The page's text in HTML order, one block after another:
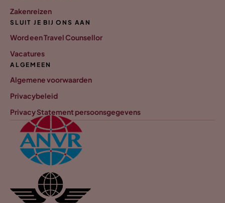
Zakenreizen
SLUIT JE BIJ ONS AAN
Word een Travel Counsellor
Vacatures
ALGEMEEN
Algemene voorwaarden
Privacybeleid
Privacy Statement persoonsgegevens